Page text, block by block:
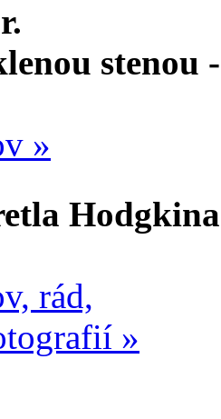
stenou
»
Hodgkina
rád,
»